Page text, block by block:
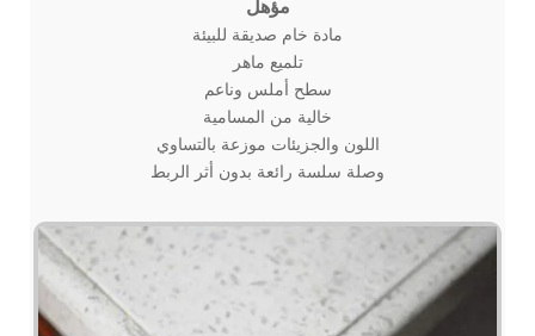
مؤهل
مادة خام صديقة للبيئة
تلميع ماهر
سطح أملس وناعم
خالية من المسامية
اللون والجزيئات موزعة بالتساوي
وصلة سلسة رائعة بدون أثر الربط